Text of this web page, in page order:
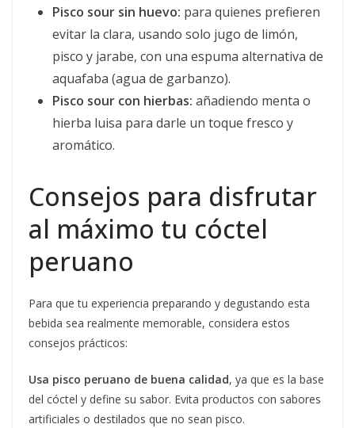
Pisco sour sin huevo: para quienes prefieren
evitar la clara, usando solo jugo de limón,
pisco y jarabe, con una espuma alternativa de
aquafaba (agua de garbanzo).
Pisco sour con hierbas: añadiendo menta o
hierba luisa para darle un toque fresco y
aromático.
Consejos para disfrutar
al máximo tu cóctel
peruano
Para que tu experiencia preparando y degustando esta
bebida sea realmente memorable, considera estos
consejos prácticos:
Usa pisco peruano de buena calidad, ya que es la base
del cóctel y define su sabor. Evita productos con sabores
artificiales o destilados que no sean pisco.